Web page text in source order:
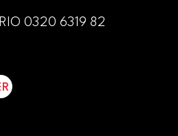
0320 6319 82